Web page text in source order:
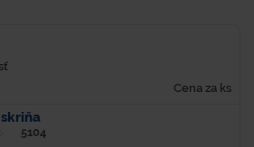
Cena za ks
5104